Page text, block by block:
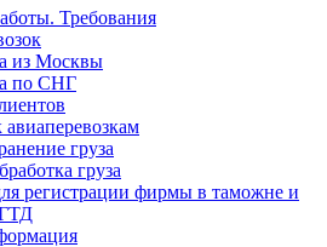
Требования
из Москвы
по СНГ
груза
груза
регистрации фирмы в таможне и